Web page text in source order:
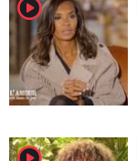
player2